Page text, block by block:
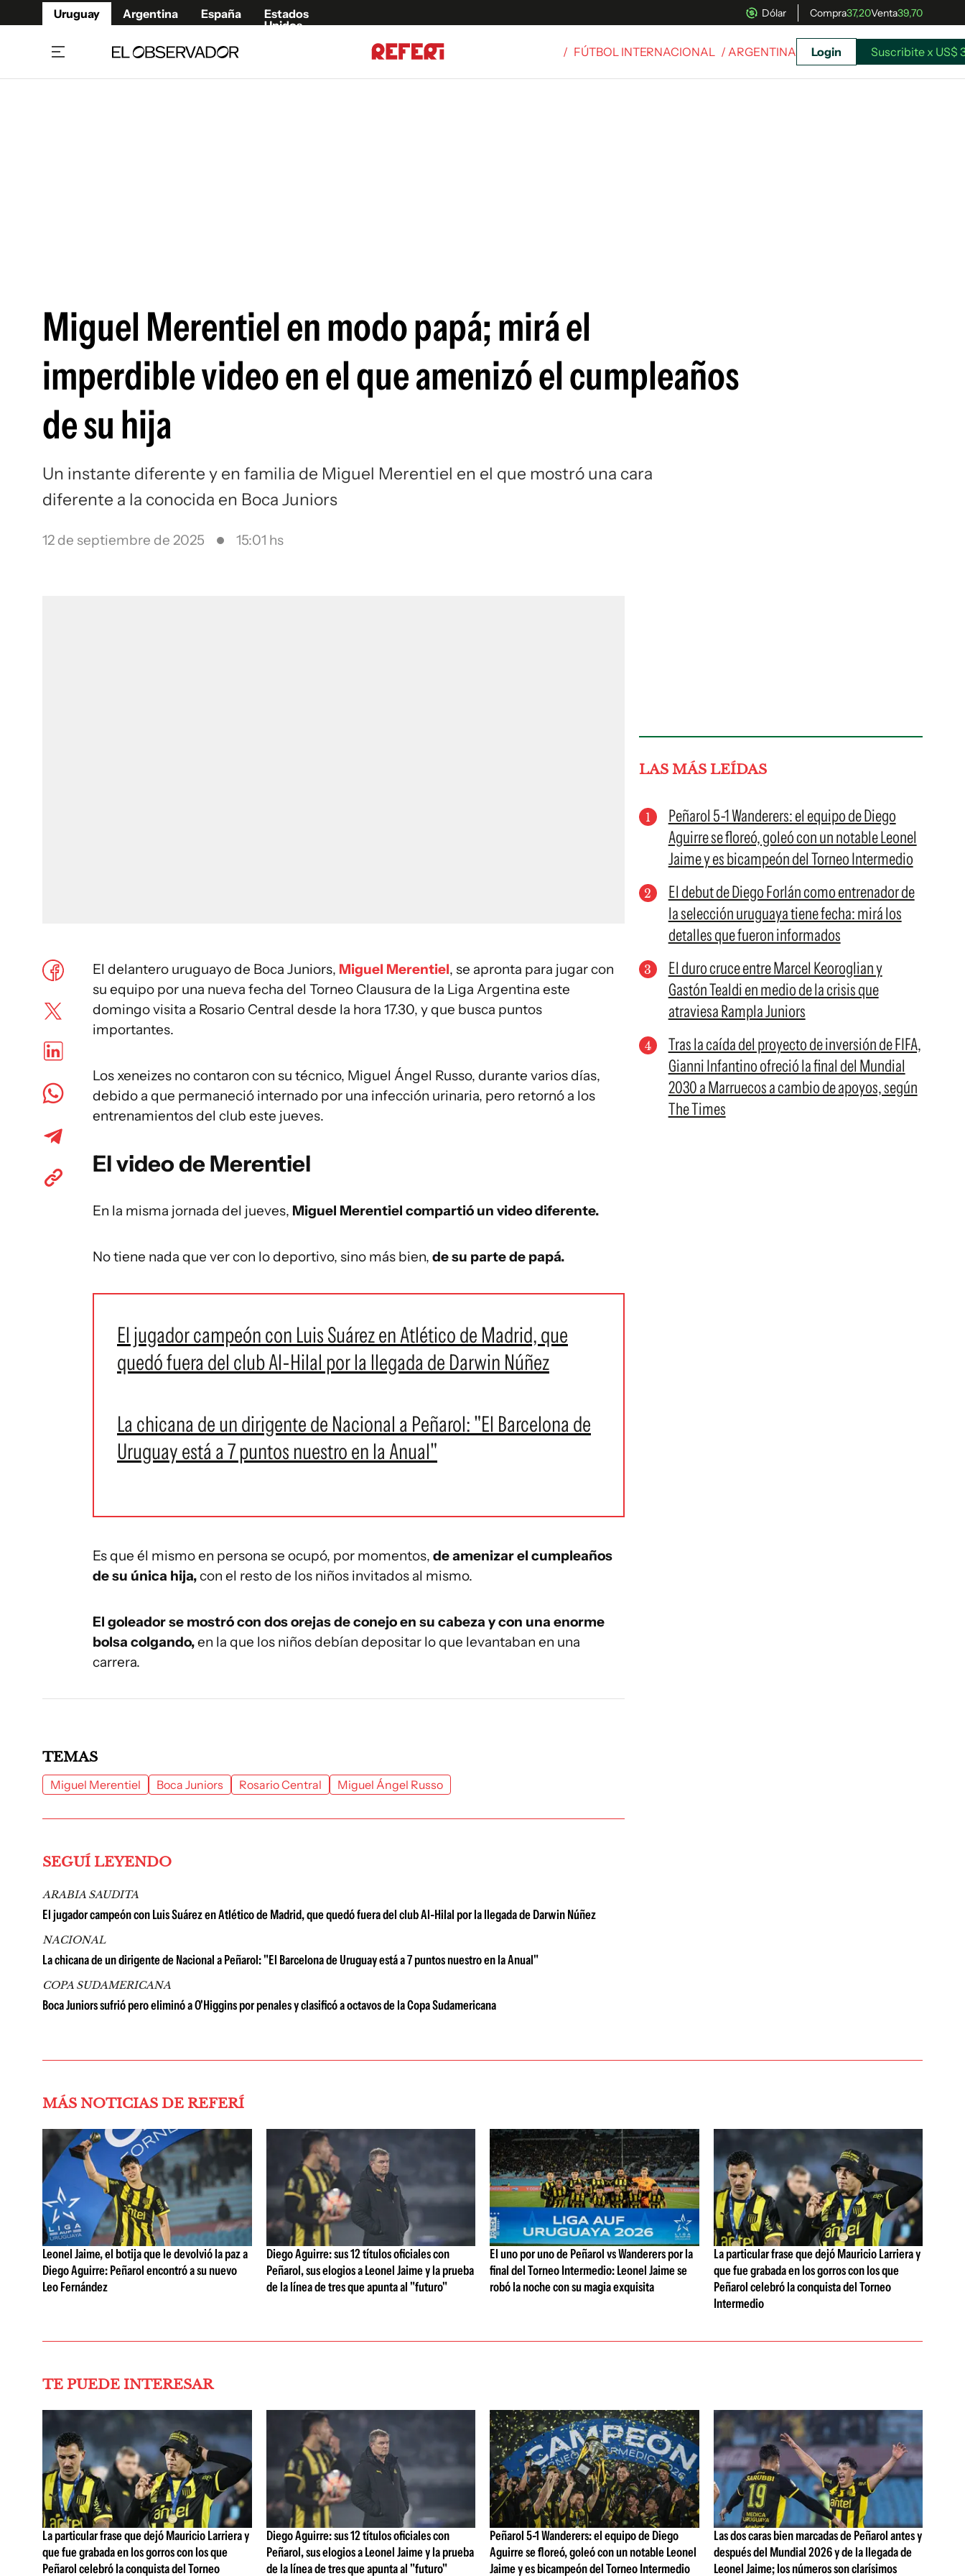
Uruguay Argentina España
Estados
Unidos
Dólar Compra37,20Venta39,70
Siguenos en:
/ FÚTBOL INTERNACIONAL / ARGENTINA Login Suscribite x US$
Miguel Merentiel en modo papá; mirá el
imperdible video en el que amenizó el cumpleaños
de su hija
Un instante diferente y en familia de Miguel Merentiel en el que mostró una cara
diferente a la conocida en Boca Juniors
12 de septiembre de 2025 15:01 hs
El delantero uruguayo de Boca Juniors, Miguel Merentiel, se apronta para jugar con
su equipo por una nueva fecha del Torneo Clausura de la Liga Argentina este
domingo visita a Rosario Central desde la hora 17.30, y que busca puntos
importantes.
Los xeneizes no contaron con su técnico, Miguel Ángel Russo, durante varios días,
debido a que permaneció internado por una infección urinaria, pero retornó a los
entrenamientos del club este jueves.
El video de Merentiel
En la misma jornada del jueves, Miguel Merentiel compartió un video diferente.
No tiene nada que ver con lo deportivo, sino más bien, de su parte de papá.
El jugador campeón con Luis Suárez en Atlético de Madrid, que
quedó fuera del club Al-Hilal por la llegada de Darwin Núñez
La chicana de un dirigente de Nacional a Peñarol: "El Barcelona de
Uruguay está a 7 puntos nuestro en la Anual"
Es que él mismo en persona se ocupó, por momentos, de amenizar el cumpleaños
de su única hija,con el resto de los niños invitados al mismo.
El goleador se mostró con dos orejas de conejo en su cabeza y con una enorme
bolsa colgando,en la que los niños debían depositar lo que levantaban en una
carrera.
LAS MÁS LEÍDAS
Peñarol 5-1 Wanderers: el equipo de Diego
Aguirre se floreó, goleó con un notable Leonel
Jaime y es bicampeón del Torneo Intermedio
El debut de Diego Forlán como entrenador de
la selección uruguaya tiene fecha: mirá los
detalles que fueron informados
El duro cruce entre Marcel Keoroglian y
Gastón Tealdi en medio de la crisis que
atraviesa Rampla Juniors
Tras la caída del proyecto de inversión de FIFA,
Gianni Infantino ofreció la final del Mundial
2030 a Marruecos a cambio de apoyos, según
The Times
TEMAS
Miguel Merentiel Boca Juniors Rosario Central Miguel Ángel Russo
SEGUÍ LEYENDO
ARABIA SAUDITA
El jugador campeón con Luis Suárez en Atlético de Madrid, que quedó fuera del club Al-Hilal por la llegada de Darwin Núñez
NACIONAL
La chicana de un dirigente de Nacional a Peñarol: "El Barcelona de Uruguay está a 7 puntos nuestro en la Anual"
COPA SUDAMERICANA
Boca Juniors sufrió pero eliminó a O'Higgins por penales y clasificó a octavos de la Copa Sudamericana
MÁS NOTICIAS DE REFERÍ
Leonel Jaime, el botija que le devolvió la paz a
Diego Aguirre: Peñarol encontró a su nuevo
Leo Fernández
Diego Aguirre: sus 12 títulos oficiales con
Peñarol, sus elogios a Leonel Jaime y la prueba
de la línea de tres que apunta al "futuro"
El uno por uno de Peñarol vs Wanderers por la
final del Torneo Intermedio: Leonel Jaime se
robó la noche con su magia exquisita
La particular frase que dejó Mauricio Larriera y
que fue grabada en los gorros con los que
Peñarol celebró la conquista del Torneo
Intermedio
TE PUEDE INTERESAR
La particular frase que dejó Mauricio Larriera y
que fue grabada en los gorros con los que
Peñarol celebró la conquista del Torneo
Diego Aguirre: sus 12 títulos oficiales con
Peñarol, sus elogios a Leonel Jaime y la prueba
de la línea de tres que apunta al "futuro"
Peñarol 5-1 Wanderers: el equipo de Diego
Aguirre se floreó, goleó con un notable Leonel
Jaime y es bicampeón del Torneo Intermedio
Las dos caras bien marcadas de Peñarol antes y
después del Mundial 2026 y de la llegada de
Leonel Jaime; los números son clarísimos